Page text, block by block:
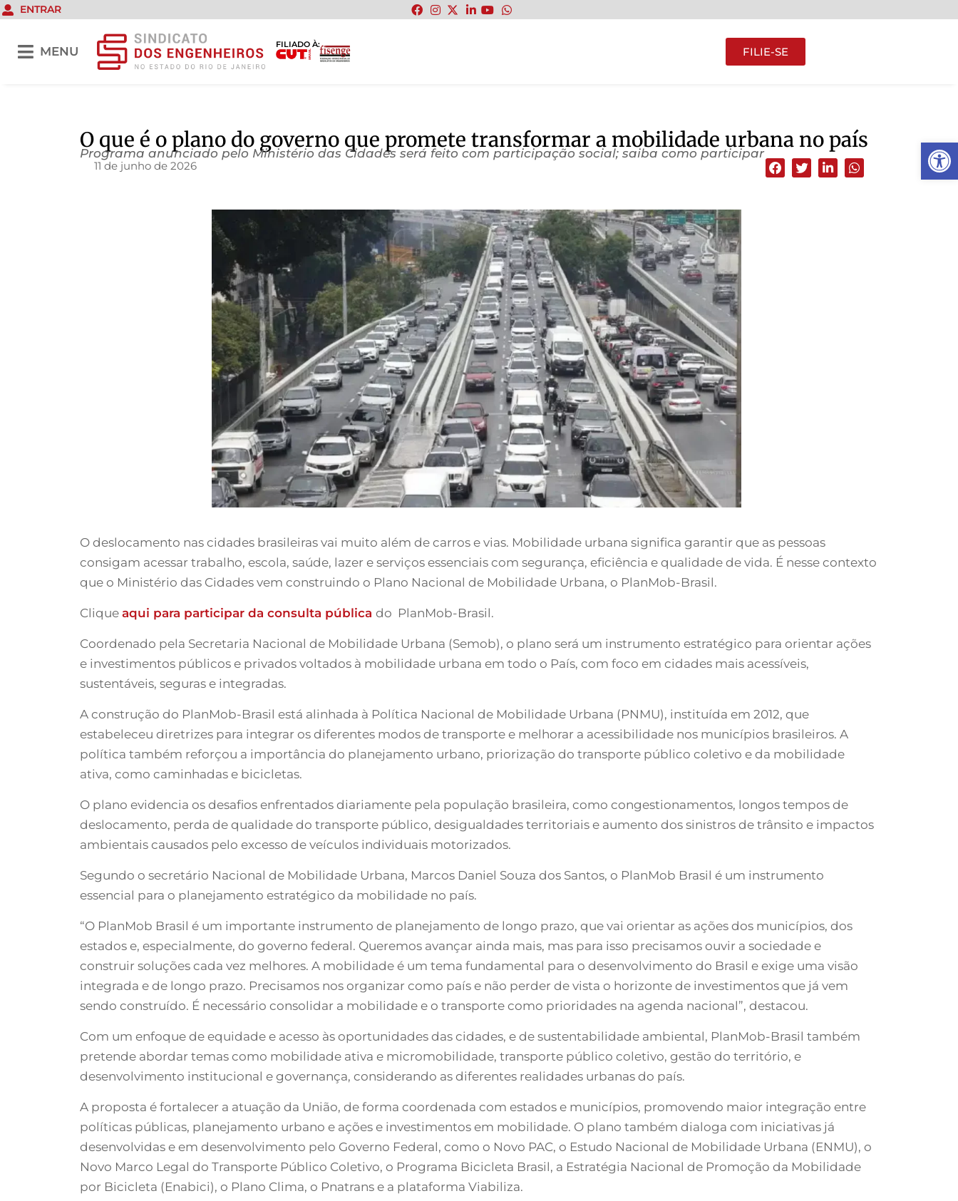
Abrir
ENTRAR
MENU
FILIADO À:
FILIE-SE
O que é o plano do governo que promete transformar a mobilidade urbana no país
Programa anunciado pelo Ministério das Cidades será feito com participação social; saiba como participar
11 de junho de 2026
O deslocamento nas cidades brasileiras vai muito além de carros e vias. Mobilidade urbana significa garantir que as pessoas
consigam acessar trabalho, escola, saúde, lazer e serviços essenciais com segurança, eficiência e qualidade de vida. É nesse contexto
que o Ministério das Cidades vem construindo o Plano Nacional de Mobilidade Urbana, o PlanMob-Brasil.
Clique aqui para participar da consulta pública do PlanMob-Brasil.
Coordenado pela Secretaria Nacional de Mobilidade Urbana (Semob), o plano será um instrumento estratégico para orientar ações
e investimentos públicos e privados voltados à mobilidade urbana em todo o País, com foco em cidades mais acessíveis,
sustentáveis, seguras e integradas.
A construção do PlanMob-Brasil está alinhada à Política Nacional de Mobilidade Urbana (PNMU), instituída em 2012, que
estabeleceu diretrizes para integrar os diferentes modos de transporte e melhorar a acessibilidade nos municípios brasileiros. A
política também reforçou a importância do planejamento urbano, priorização do transporte público coletivo e da mobilidade
ativa, como caminhadas e bicicletas.
O plano evidencia os desafios enfrentados diariamente pela população brasileira, como congestionamentos, longos tempos de
deslocamento, perda de qualidade do transporte público, desigualdades territoriais e aumento dos sinistros de trânsito e impactos
ambientais causados pelo excesso de veículos individuais motorizados.
Segundo o secretário Nacional de Mobilidade Urbana, Marcos Daniel Souza dos Santos, o PlanMob Brasil é um instrumento
essencial para o planejamento estratégico da mobilidade no país.
“O PlanMob Brasil é um importante instrumento de planejamento de longo prazo, que vai orientar as ações dos municípios, dos
estados e, especialmente, do governo federal. Queremos avançar ainda mais, mas para isso precisamos ouvir a sociedade e
construir soluções cada vez melhores. A mobilidade é um tema fundamental para o desenvolvimento do Brasil e exige uma visão
integrada e de longo prazo. Precisamos nos organizar como país e não perder de vista o horizonte de investimentos que já vem
sendo construído. É necessário consolidar a mobilidade e o transporte como prioridades na agenda nacional”, destacou.
Com um enfoque de equidade e acesso às oportunidades das cidades, e de sustentabilidade ambiental, PlanMob-Brasil também
pretende abordar temas como mobilidade ativa e micromobilidade, transporte público coletivo, gestão do território, e
desenvolvimento institucional e governança, considerando as diferentes realidades urbanas do país.
A proposta é fortalecer a atuação da União, de forma coordenada com estados e municípios, promovendo maior integração entre
políticas públicas, planejamento urbano e ações e investimentos em mobilidade. O plano também dialoga com iniciativas já
desenvolvidas e em desenvolvimento pelo Governo Federal, como o Novo PAC, o Estudo Nacional de Mobilidade Urbana (ENMU), o
Novo Marco Legal do Transporte Público Coletivo, o Programa Bicicleta Brasil, a Estratégia Nacional de Promoção da Mobilidade
por Bicicleta (Enabici), o Plano Clima, o Pnatrans e a plataforma Viabiliza.